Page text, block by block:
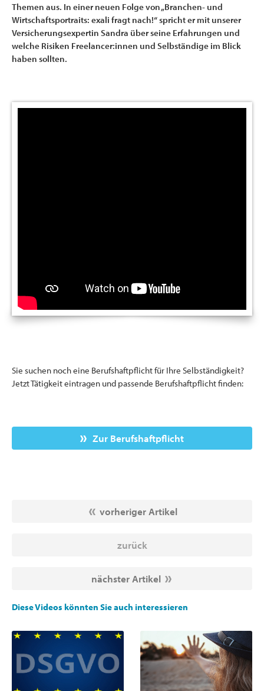
Themen aus. In einer neuen Folge von „Branchen- und
Wirtschaftsportraits: exali fragt nach!“ spricht er mit unserer
Versicherungsexpertin Sandra über seine Erfahrungen und
welche Risiken Freelancer:innen und Selbständige im Blick
haben sollten.
Sie suchen noch eine Berufshaftpflicht für Ihre Selbständigkeit?
Jetzt Tätigkeit eintragen und passende Berufshaftpflicht finden:
Zur Berufshaftpflicht
vorheriger Artikel
zurück
nächster Artikel
Diese Videos könnten Sie auch interessieren